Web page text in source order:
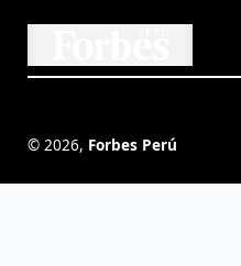
© 2026, Forbes Perú